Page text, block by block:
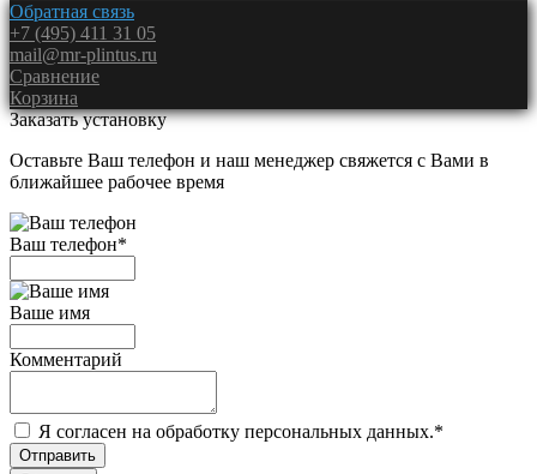
Обратная связь
+7 (495) 411 31 05
mail@mr-plintus.ru
Сравнение
Корзина
Заказать установку
Оставьте Ваш телефон и наш менеджер свяжется с Вами в
ближайшее рабочее время
Ваш телефон*
Ваше имя
Комментарий
Я согласен на обработку персональных данных.*